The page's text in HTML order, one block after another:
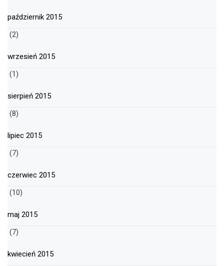
październik 2015
(2)
wrzesień 2015
(1)
sierpień 2015
(8)
lipiec 2015
(7)
czerwiec 2015
(10)
maj 2015
(7)
kwiecień 2015